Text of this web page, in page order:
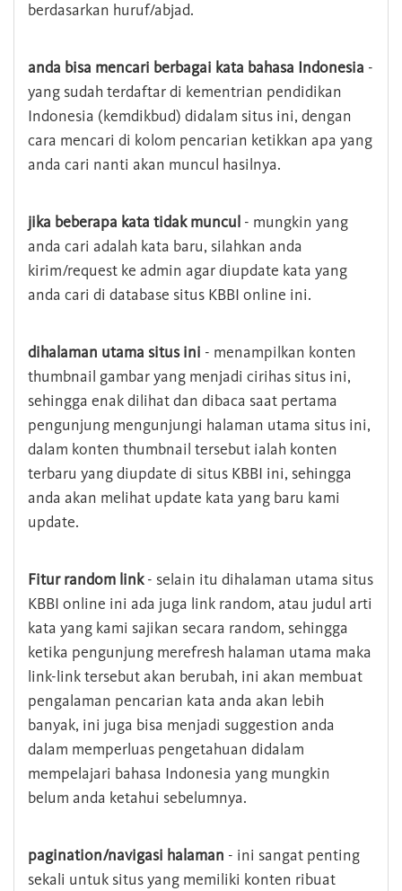
berdasarkan huruf/abjad.
anda bisa mencari berbagai kata bahasa Indonesia -
yang sudah terdaftar di kementrian pendidikan
Indonesia (kemdikbud) didalam situs ini, dengan
cara mencari di kolom pencarian ketikkan apa yang
anda cari nanti akan muncul hasilnya.
jika beberapa kata tidak muncul - mungkin yang
anda cari adalah kata baru, silahkan anda
kirim/request ke admin agar diupdate kata yang
anda cari di database situs KBBI online ini.
dihalaman utama situs ini - menampilkan konten
thumbnail gambar yang menjadi cirihas situs ini,
sehingga enak dilihat dan dibaca saat pertama
pengunjung mengunjungi halaman utama situs ini,
dalam konten thumbnail tersebut ialah konten
terbaru yang diupdate di situs KBBI ini, sehingga
anda akan melihat update kata yang baru kami
update.
Fitur random link- selain itu dihalaman utama situs
KBBI online ini ada juga link random, atau judul arti
kata yang kami sajikan secara random, sehingga
ketika pengunjung merefresh halaman utama maka
link-link tersebut akan berubah, ini akan membuat
pengalaman pencarian kata anda akan lebih
banyak, ini juga bisa menjadi suggestion anda
dalam memperluas pengetahuan didalam
mempelajari bahasa Indonesia yang mungkin
belum anda ketahui sebelumnya.
pagination/navigasi halaman - ini sangat penting
sekali untuk situs yang memiliki konten ribuat